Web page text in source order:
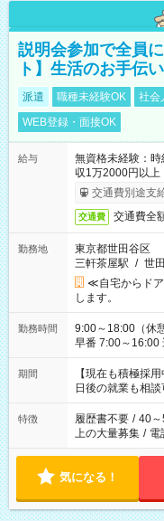
説明会参加で全員
ト】生活のお手伝い
派遣 職種未経験OK 社会
WEB登録・面接OK
給与
無資格未経験：
収1万2000円以上
交通費別途支
交通費 交通費全
勤務地
東京都世田谷区
三軒茶屋駅 / 世
≪自宅からド
します。
勤務時間
9:00～18:00（休憩60分） ■ご希望があれば
早番 7:00～16:00 遅番 10:00
い」 「余裕を持
たくない」 など、ご
の方へ 今ご覧の
の勤務時間。 合
期間
【現在も積極採
日後の就業も相談
特徴 履歴書不要 / 40～
上の大量募集 / 電
気になる！